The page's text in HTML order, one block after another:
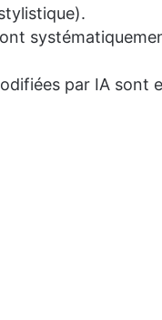
par IA sont